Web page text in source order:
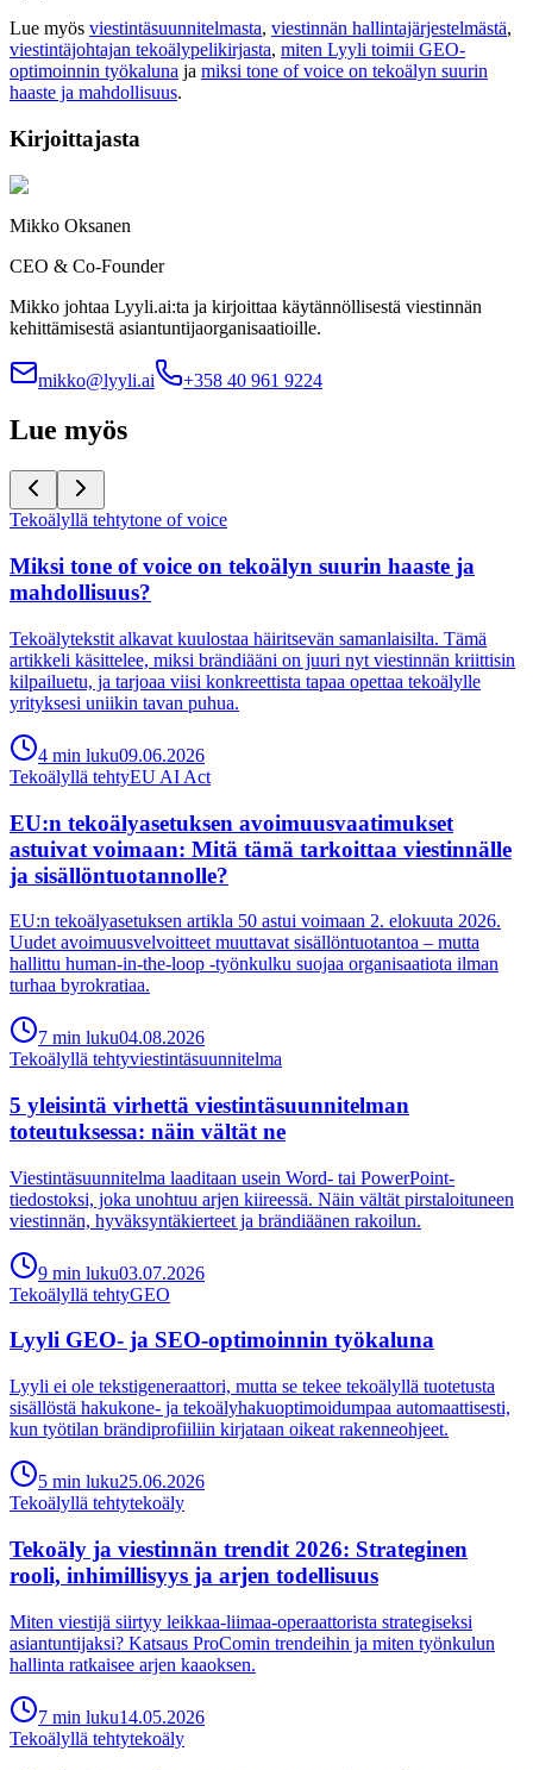
Lue myös viestintäsuunnitelmasta, viestinnän hallintajärjestelmästä,
viestintäjohtajan tekoälypelikirjasta, miten Lyyli toimii GEO-
optimoinnin työkaluna ja miksi tone of voice on tekoälyn suurin
haaste ja mahdollisuus.
Kirjoittajasta
Mikko Oksanen
CEO & Co-Founder
Mikko johtaa Lyyli.ai:ta ja kirjoittaa käytännöllisestä viestinnän
kehittämisestä asiantuntijaorganisaatioille.
mikko@lyyli.ai +358 40 961 9224
Lue myös
Tekoälyllä tehtytone of voice
Miksi tone of voice on tekoälyn suurin haaste ja
mahdollisuus?
Tekoälytekstit alkavat kuulostaa häiritsevän samanlaisilta. Tämä
artikkeli käsittelee, miksi brändiääni on juuri nyt viestinnän kriittisin
kilpailuetu, ja tarjoaa viisi konkreettista tapaa opettaa tekoälylle
yrityksesi uniikin tavan puhua.
4 min luku09.06.2026
Tekoälyllä tehtyEU AI Act
EU:n tekoälyasetuksen avoimuusvaatimukset
astuivat voimaan: Mitä tämä tarkoittaa viestinnälle
ja sisällöntuotannolle?
EU:n tekoälyasetuksen artikla 50 astui voimaan 2. elokuuta 2026.
Uudet avoimuusvelvoitteet muuttavat sisällöntuotantoa – mutta
hallittu human-in-the-loop -työnkulku suojaa organisaatiota ilman
turhaa byrokratiaa.
7 min luku04.08.2026
Tekoälyllä tehtyviestintäsuunnitelma
5 yleisintä virhettä viestintäsuunnitelman
toteutuksessa: näin vältät ne
Viestintäsuunnitelma laaditaan usein Word- tai PowerPoint-
tiedostoksi, joka unohtuu arjen kiireessä. Näin vältät pirstaloituneen
viestinnän, hyväksyntäkierteet ja brändiäänen rakoilun.
9 min luku03.07.2026
Tekoälyllä tehtyGEO
Lyyli GEO- ja SEO-optimoinnin työkaluna
Lyyli ei ole tekstigeneraattori, mutta se tekee tekoälyllä tuotetusta
sisällöstä hakukone- ja tekoälyhakuoptimoidumpaa automaattisesti,
kun työtilan brändiprofiiliin kirjataan oikeat rakenneohjeet.
5 min luku25.06.2026
Tekoälyllä tehtytekoäly
Tekoäly ja viestinnän trendit 2026: Strateginen
rooli, inhimillisyys ja arjen todellisuus
Miten viestijä siirtyy leikkaa-liimaa-operaattorista strategiseksi
asiantuntijaksi? Katsaus ProComin trendeihin ja miten työnkulun
hallinta ratkaisee arjen kaaoksen.
7 min luku14.05.2026
Tekoälyllä tehtytekoäly